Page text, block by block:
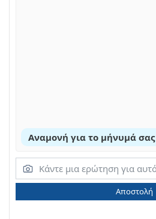
Αναμονή για το μήνυμά σας
Αποστολή